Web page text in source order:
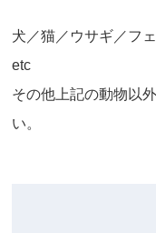
⽝／猫／ウサギ／フ
etc
その他上記の動物以
い。